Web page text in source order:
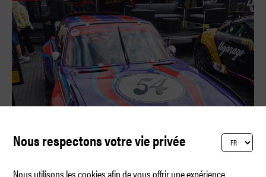
Nous respectons votre vie privée
Nous utilisons les cookies afin de vous offrir une expérience